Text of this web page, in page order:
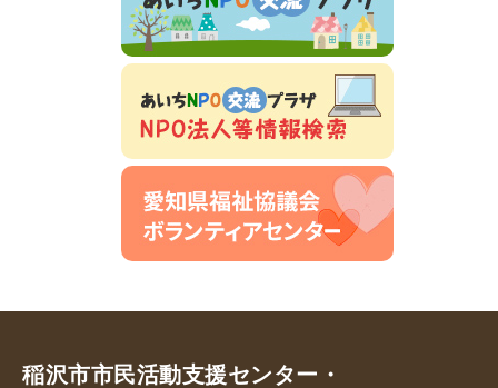
稲沢市市民活動支援センター・